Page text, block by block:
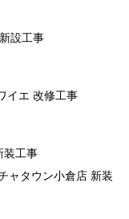
設工事
イエ 改修工事
装工事
ャタウン小倉店 新装